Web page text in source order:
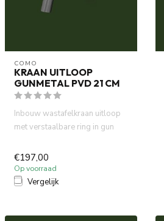
COMO
KRAAN UITLOOP
GUNMETAL PVD 21 CM
Inbouw wastafelkraan uitloop
met verstaalbare ring in gun
€197,00
Op voorraad
Vergelijk